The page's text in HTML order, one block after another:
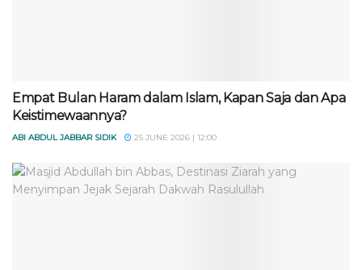
Empat Bulan Haram dalam Islam, Kapan Saja dan Apa
Keistimewaannya?
ABI ABDUL JABBAR SIDIK 25 JUNE 2026 | 12:00